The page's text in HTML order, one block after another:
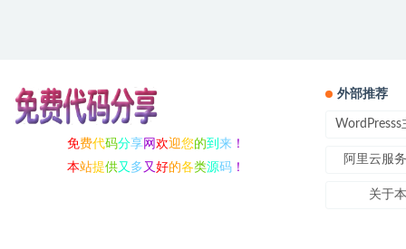
免费代码分享网 欢迎您的到 来！
本站提供又 多 又好的各类源码！
外部推荐
WordPresss
阿里云服
关于